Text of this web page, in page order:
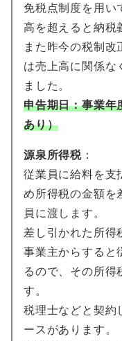
免税点制度を用い
高を超えると納税
また昨今の税制
は売上高に関係な
ました。
申告期日：事業年
あり）
源泉所得税 ：
従業員に給料を支
め所得税の金額を
員に渡します。
差し引かれた所得
事業主からすると
るので、その所得
す。
税理士などと契約
ースがあります。